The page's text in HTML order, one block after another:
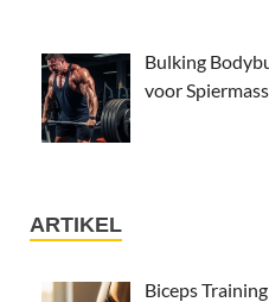
Bulking
voor
ARTIKEL
Biceps